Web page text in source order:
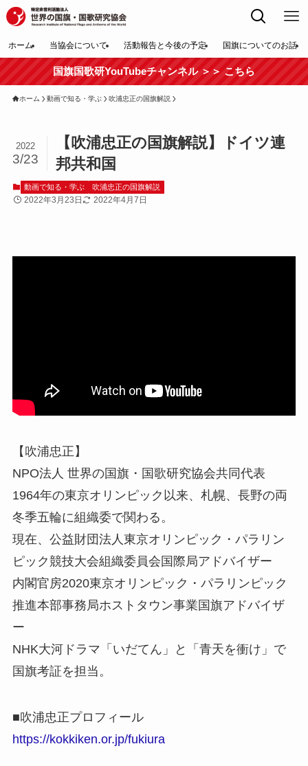
ホーム 当協会について 活動報告と今後の予定 国旗についてのお話
国旗国歌研YouTubeチャンネル ＞＞ こちら
ホーム 動画で知る・学ぶ 吹浦忠正の国旗解説
【吹浦忠正の国旗解説】ドイツ連
邦共和国
2022
3/23
動画で知る・学ぶ 吹浦忠正の国旗解説
2022年3月23日 2022年4月7日
【吹浦忠正】
NPO法人 世界の国旗・国歌研究協会共同代表
1964年の東京オリンピック以来、札幌、長野の両
冬季五輪に組織委で関わる。
現在、公益財団法人東京オリンピック・パラリン
ピック競技大会組織委員会国際局アドバイザー
内閣官房2020東京オリンピック・パラリンピック
推進本部事務局ホストタウン事業国旗アドバイザ
ー
NHK大河ドラマ「いだてん」と「青天を衝け」で
国旗考証を担当。
■吹浦忠正プロフィール
https://kokkiken.or.jp/fukiura​